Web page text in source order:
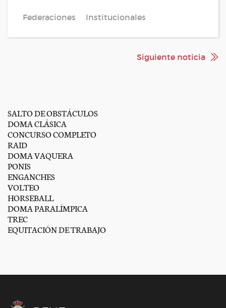
Federaciones Institucionales
Siguiente noticia
SALTO DE OBSTÁCULOS
DOMA CLÁSICA
CONCURSO COMPLETO
RAID
DOMA VAQUERA
PONIS
ENGANCHES
VOLTEO
HORSEBALL
DOMA PARALÍMPICA
TREC
EQUITACIÓN DE TRABAJO